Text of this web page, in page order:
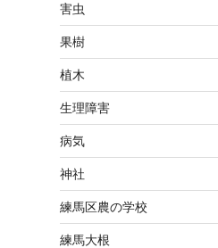
害虫
果樹
植木
生理障害
病気
神社
練馬区農の学校
練馬大根